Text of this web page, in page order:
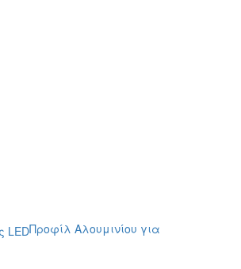
Προφίλ Αλουμινίου για